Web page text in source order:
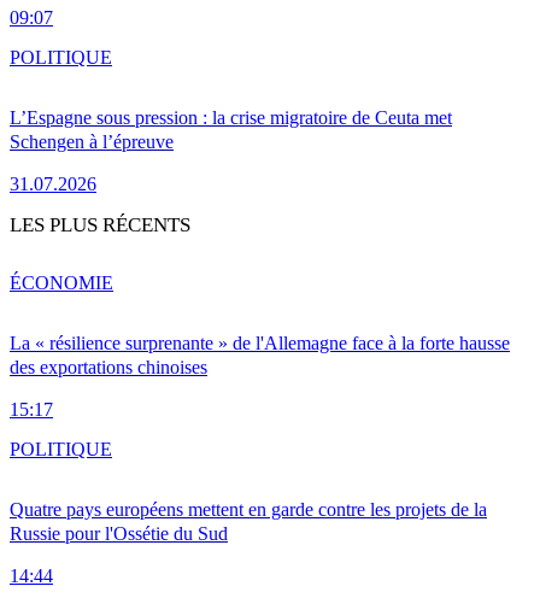
09:07
L’Espagne sous pression : la crise migratoire de Ceuta met
Schengen à l’épreuve
31.07.2026
POLITIQUE
LES PLUS RÉCENTS
La « résilience surprenante » de l'Allemagne face à la forte hausse
des exportations chinoises
15:17
ÉCONOMIE
Quatre pays européens mettent en garde contre les projets de la
Russie pour l'Ossétie du Sud
14:44
POLITIQUE